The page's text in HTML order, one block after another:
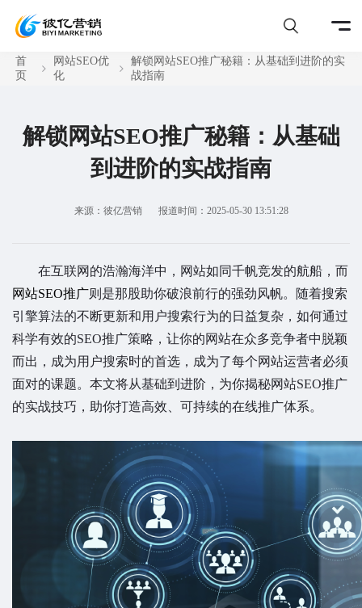
首
页
网站SEO优
化
解锁网站SEO推广秘籍：从基础到进阶的实
战指南
解锁网站SEO推广秘籍：从基础
到进阶的实战指南
来源：彼亿营销 报道时间：2025-05-30 13:51:28
在互联网的浩瀚海洋中，网站如同千帆竞发的航船，而
网站SEO推广则是那股助你破浪前行的强劲风帆。随着搜索
引擎算法的不断更新和用户搜索行为的日益复杂，如何通过
科学有效的SEO推广策略，让你的网站在众多竞争者中脱颖
而出，成为用户搜索时的首选，成为了每个网站运营者必须
面对的课题。本文将从基础到进阶，为你揭秘网站SEO推广
的实战技巧，助你打造高效、可持续的在线推广体系。